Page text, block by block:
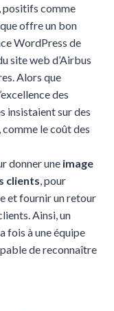
positifs comme
offre un bon
WordPress de
site web d’Airbus
Alors que
des
insistaient sur des
le coût des
donner une image
clients , pour
et fournir un retour
Ainsi, un
fois à une équipe
de reconnaître